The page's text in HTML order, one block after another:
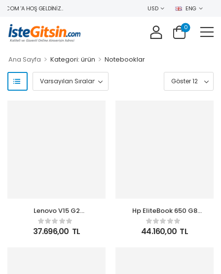
'A HOŞ GELDINIZ.. USD ENG
0
Ana Sayfa > Kategori: ürün > Notebooklar
Lenovo V15 G2
82KB00CBTX i7-1165G7
8GB 512GB SSD 15.6¨ Full
HD FreeDOS Notebook
37.696,00 TL
Hp EliteBook 650 G8
B2RK6ES i5-1335U 16GB
512GB SSD 15.6 FHD
FreeDOS Notebook
44.160,00 TL